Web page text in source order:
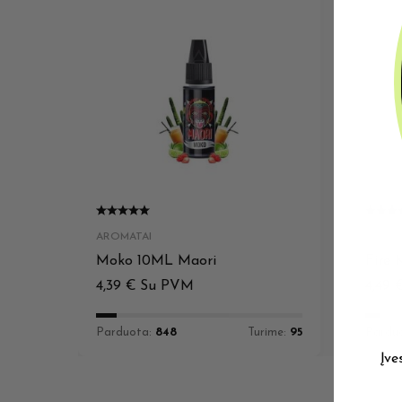
AROMATAI
Moko 10ML Maori
4,39 € Su PVM
Parduota: 848 Turime: 95
Fire